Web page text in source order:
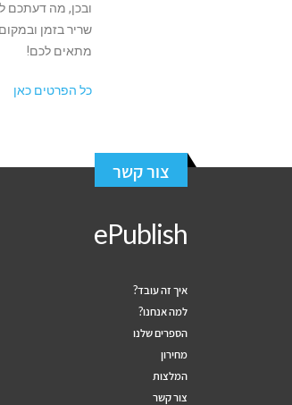
ובכן, מה דעתכם
שריר בזמן
מתאים לכם!
כל הפרטים כאן
צור קשר
ePublish
איך זה עובד?
למה אנחנו?
הספרים שלנו
מחירון
המלצות
צור קשר